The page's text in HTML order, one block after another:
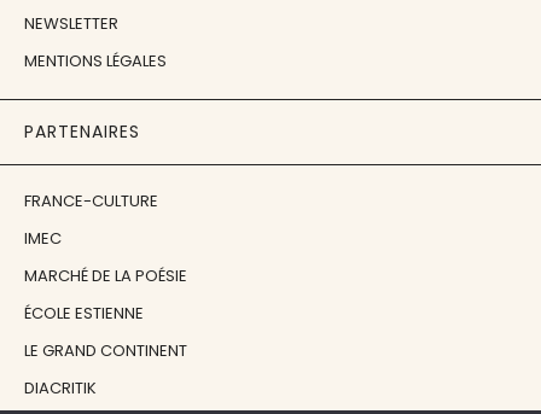
NEWSLETTER
MENTIONS LÉGALES
PARTENAIRES
FRANCE-CULTURE
IMEC
MARCHÉ DE LA POÉSIE
ÉCOLE ESTIENNE
LE GRAND CONTINENT
DIACRITIK